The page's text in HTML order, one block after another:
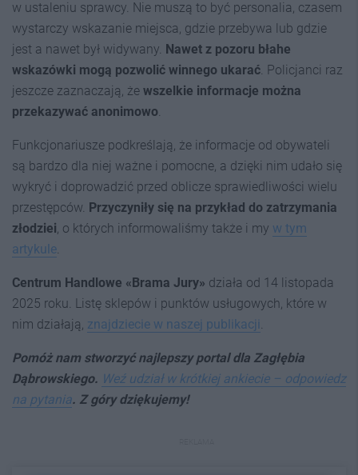
w ustaleniu sprawcy. Nie muszą to być personalia, czasem
wystarczy wskazanie miejsca, gdzie przebywa lub gdzie
jest a nawet był widywany. Nawet z pozoru błahe
wskazówki mogą pozwolić winnego ukarać. Policjanci raz
jeszcze zaznaczają, że wszelkie informacje można
przekazywać anonimowo.
Funkcjonariusze podkreślają, że informacje od obywateli
są bardzo dla niej ważne i pomocne, a dzięki nim udało się
wykryć i doprowadzić przed oblicze sprawiedliwości wielu
przestępców. Przyczyniły się na przykład do zatrzymania
złodziei, o których informowaliśmy także i my w tym
artykule.
Centrum Handlowe «Brama Jury» działa od 14 listopada
2025 roku. Listę sklepów i punktów usługowych, które w
nim działają, znajdziecie w naszej publikacji.
Pomóż nam stworzyć najlepszy portal dla Zagłębia
Dąbrowskiego. Weź udział w krótkiej ankiecie – odpowiedz
na pytania. Z góry dziękujemy!